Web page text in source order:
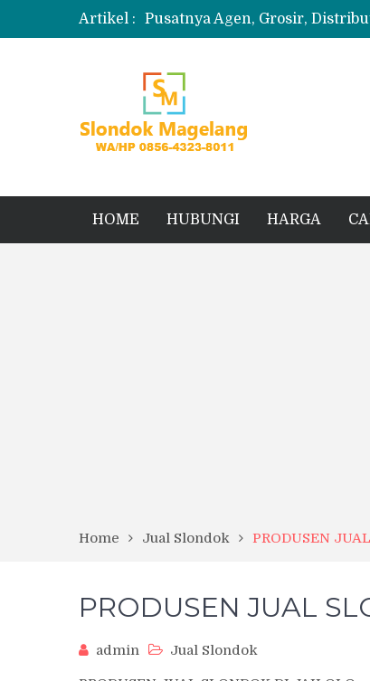
Artikel :
Pusatnya Agen, Grosir,
Produksi Slondok
Jual Puyur Koin Mentah 1 Ball 5
Jual Pasir Merapi Terdekat
HOME HUBUNGI HARGA
Home Jual Slondok PRODUSEN
PRODUSEN JUAL
admin Jual Slondok